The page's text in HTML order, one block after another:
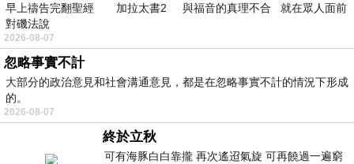
早上禱告完翻聖經 加拉太書2 與福音的真理不合 就在眾人面前
對磯法說
2026-08-07
忽略事實不計
大部分的政治意見和社會溝通意見，都是在忽略事實不計的情況下形成
的。
2026-08-07
終於立秋
可有海豚白白靠攏 再次遙迢氣旋 可再饒過一遍窮